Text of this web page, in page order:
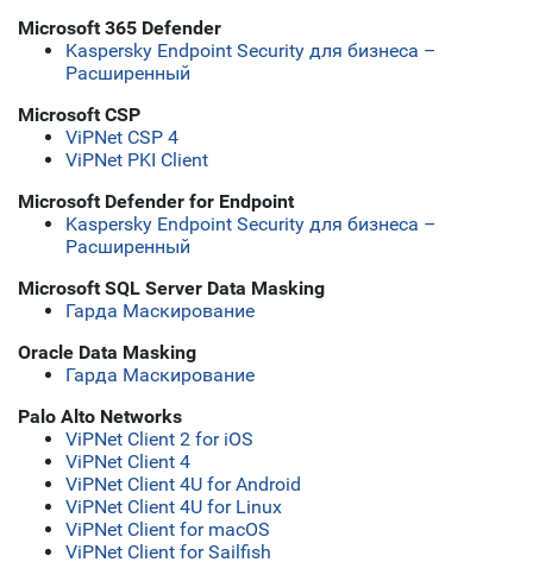
Microsoft 365 Defender
Kaspersky Endpoint Security для бизнеса –
Расширенный
Microsoft CSP
ViPNet CSP 4
ViPNet PKI Client
Microsoft Defender for Endpoint
Kaspersky Endpoint Security для бизнеса –
Расширенный
Microsoft SQL Server Data Masking
Гарда Маскирование
Oracle Data Masking
Гарда Маскирование
Palo Alto Networks
ViPNet Client 2 for iOS
ViPNet Client 4
ViPNet Client 4U for Android
ViPNet Client 4U for Linux
ViPNet Client for macOS
ViPNet Client for Sailfish